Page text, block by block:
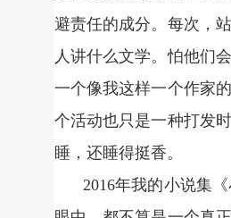
避责任的成分。每次，
人讲什么文学。怕他们
一个像我这样一个作家
个活动也只是一种打发
睡，还睡得挺香。
2016年我的小说集